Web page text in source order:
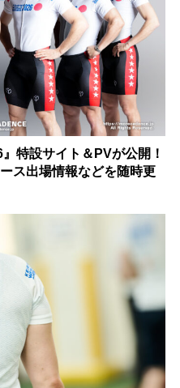
特設サイト＆PVが公開！
ス出場情報などを随時更